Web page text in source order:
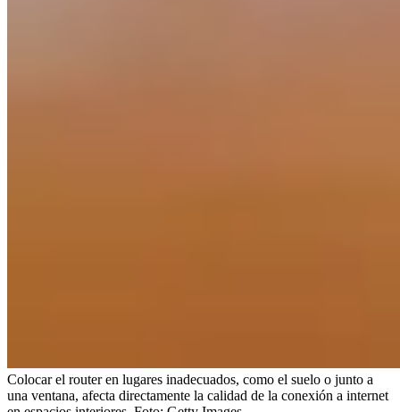
Colocar el router en lugares inadecuados, como el suelo o junto a
una ventana, afecta directamente la calidad de la conexión a internet